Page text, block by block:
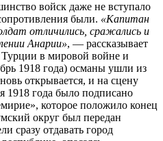
войск даже не вступало
были. «Капитан
отличились, сражались и
Анарии», — рассказывает
в мировой войне и
1918 года) османы ушли из
открывается, и на сцену
1918 года было подписано
которое положило конец
округ был передан
сразу отдавать город